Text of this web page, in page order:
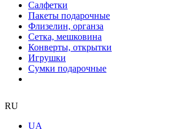
Салфетки
Пакеты подарочные
Флизелин, органза
Сетка, мешковина
Конверты, открытки
Игрушки
Сумки подарочные
RU
UA